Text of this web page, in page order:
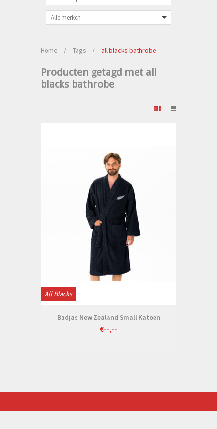
Home / Tags / all blacks bathrobe
Producten getagd met all
blacks bathrobe
All Blacks
Badjas New Zealand Small Katoen
€--,--